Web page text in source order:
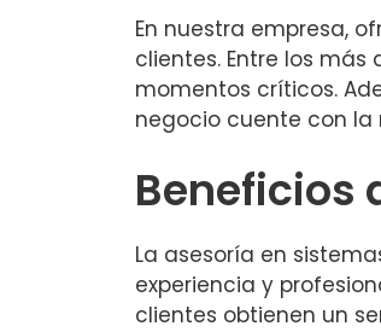
En nuestra empresa,
clientes. Entre los
momentos críticos.
negocio cuente con la
Beneficios
La asesoría en
experiencia y
clientes obtienen un